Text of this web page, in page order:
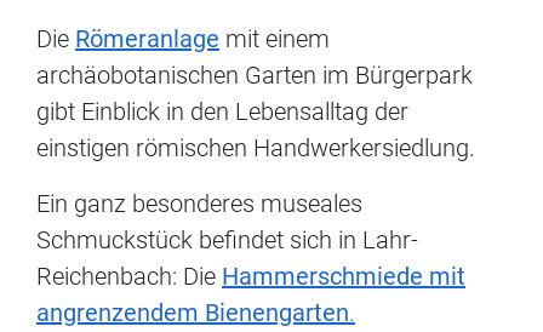
Die Römeranlage mit einem
archäobotanischen Garten im Bürgerpark
gibt Einblick in den Lebensalltag der
einstigen römischen Handwerkersiedlung.
Ein ganz besonderes museales
Schmuckstück befindet sich in Lahr-
Reichenbach: Die Hammerschmiede mit
angrenzendem Bienengarten.